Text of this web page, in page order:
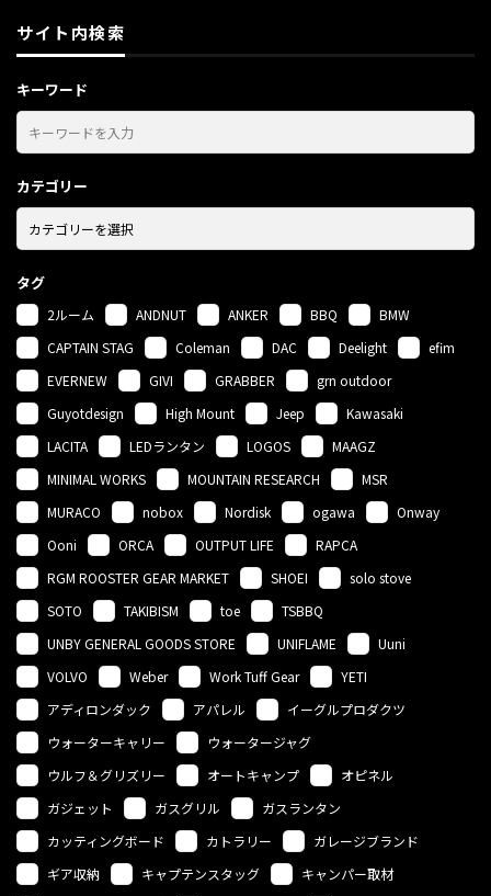
サイト内検索
キーワード
カテゴリー
タグ
2ルーム ANDNUT ANKER BBQ
BMW
CAPTAIN STAG
Coleman DAC Deelight
efim
EVERNEW
GIVI GRABBER
grn outdoor
Guyotdesign
High Mount Jeep
Kawasaki
LACITA
LEDランタン LOGOS
MAAGZ
MINIMAL WORKS
MOUNTAIN RESEARCH
MSR
MURACO
nobox Nordisk ogawa
Onway
Ooni
ORCA OUTPUT LIFE
RAPCA
RGM ROOSTER GEAR MARKET
SHOEI
solo stove
SOTO
TAKIBISM toe
TSBBQ
UNBY GENERAL GOODS STORE
UNIFLAME
Uuni
VOLVO
Weber Work Tuff Gear
YETI
アディロンダック
アパレル
イーグルプロダクツ
ウォーターキャリー
ウォータージャグ
ウルフ＆グリズリー
オートキャンプ
オピネル
ガジェット
ガスグリル
ガスランタン
カッティングボード
カトラリー
ガレージブランド
ギア収納
キャプテンスタッグ
キャンパー取材